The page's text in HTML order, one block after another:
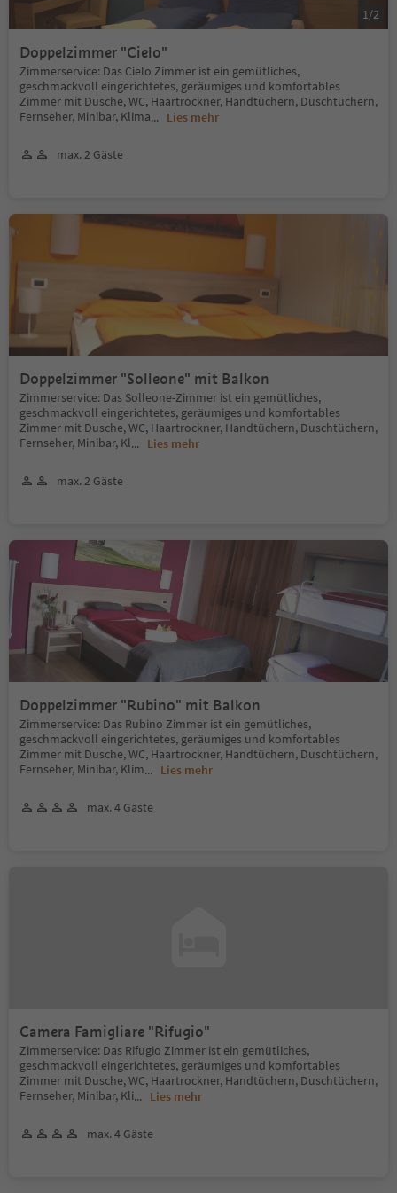
Doppelzimmer "Cielo"
Zimmerservice: Das Cielo Zimmer ist ein gemütliches,
geschmackvoll eingerichtetes, geräumiges und komfortables
Zimmer mit Dusche, WC, Haartrockner, Handtüchern, Duschtüchern,
Fernseher, Minibar, Klima... Lies mehr
max. 2 Gäste
1 /2
Doppelzimmer "Solleone" mit Balkon
Zimmerservice: Das Solleone-Zimmer ist ein gemütliches,
geschmackvoll eingerichtetes, geräumiges und komfortables
Zimmer mit Dusche, WC, Haartrockner, Handtüchern, Duschtüchern,
Fernseher, Minibar, Kl... Lies mehr
max. 2 Gäste
Doppelzimmer "Rubino" mit Balkon
Zimmerservice: Das Rubino Zimmer ist ein gemütliches,
geschmackvoll eingerichtetes, geräumiges und komfortables
Zimmer mit Dusche, WC, Haartrockner, Handtüchern, Duschtüchern,
Fernseher, Minibar, Klim... Lies mehr
max. 4 Gäste
Camera Famigliare "Rifugio"
Zimmerservice: Das Rifugio Zimmer ist ein gemütliches,
geschmackvoll eingerichtetes, geräumiges und komfortables
Zimmer mit Dusche, WC, Haartrockner, Handtüchern, Duschtüchern,
Fernseher, Minibar, Kli... Lies mehr
max. 4 Gäste